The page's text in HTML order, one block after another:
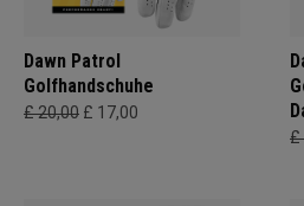
Dawn Patrol
Golfhandschuhe
£ 20,00 £ 17,00
£